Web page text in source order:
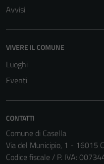
Avvisi
VIVERE IL COMUNE
Luoghi
Eventi
CONTATTI
Comune di Casella
Via del Municipio, 1 - 16015
Codice fiscale / P. IVA: